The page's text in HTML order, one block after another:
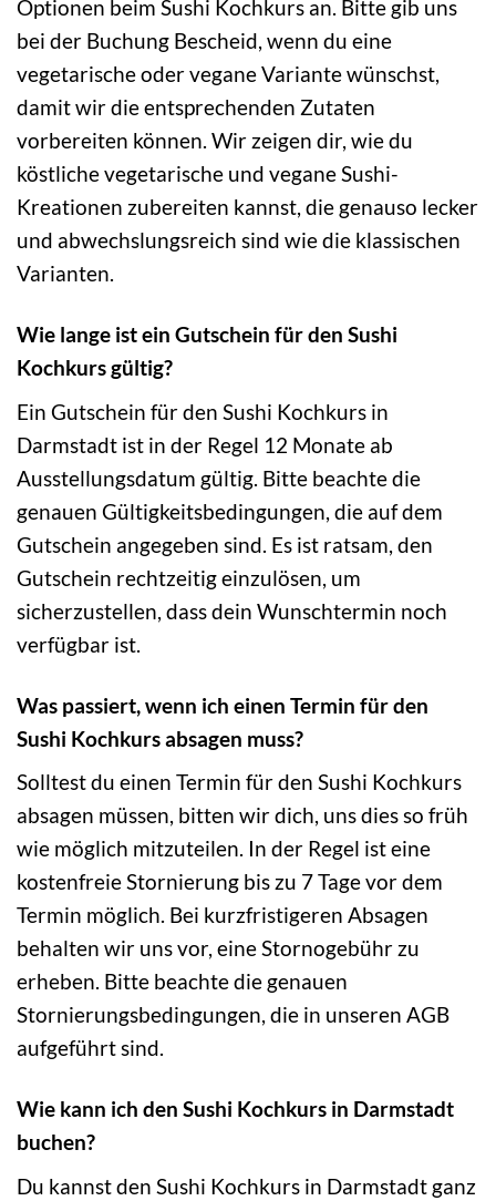
Optionen beim Sushi Kochkurs an. Bitte gib uns
bei der Buchung Bescheid, wenn du eine
vegetarische oder vegane Variante wünschst,
damit wir die entsprechenden Zutaten
vorbereiten können. Wir zeigen dir, wie du
köstliche vegetarische und vegane Sushi-
Kreationen zubereiten kannst, die genauso lecker
und abwechslungsreich sind wie die klassischen
Varianten.
Wie lange ist ein Gutschein für den Sushi
Kochkurs gültig?
Ein Gutschein für den Sushi Kochkurs in
Darmstadt ist in der Regel 12 Monate ab
Ausstellungsdatum gültig. Bitte beachte die
genauen Gültigkeitsbedingungen, die auf dem
Gutschein angegeben sind. Es ist ratsam, den
Gutschein rechtzeitig einzulösen, um
sicherzustellen, dass dein Wunschtermin noch
verfügbar ist.
Was passiert, wenn ich einen Termin für den
Sushi Kochkurs absagen muss?
Solltest du einen Termin für den Sushi Kochkurs
absagen müssen, bitten wir dich, uns dies so früh
wie möglich mitzuteilen. In der Regel ist eine
kostenfreie Stornierung bis zu 7 Tage vor dem
Termin möglich. Bei kurzfristigeren Absagen
behalten wir uns vor, eine Stornogebühr zu
erheben. Bitte beachte die genauen
Stornierungsbedingungen, die in unseren AGB
aufgeführt sind.
Wie kann ich den Sushi Kochkurs in Darmstadt
buchen?
Du kannst den Sushi Kochkurs in Darmstadt ganz